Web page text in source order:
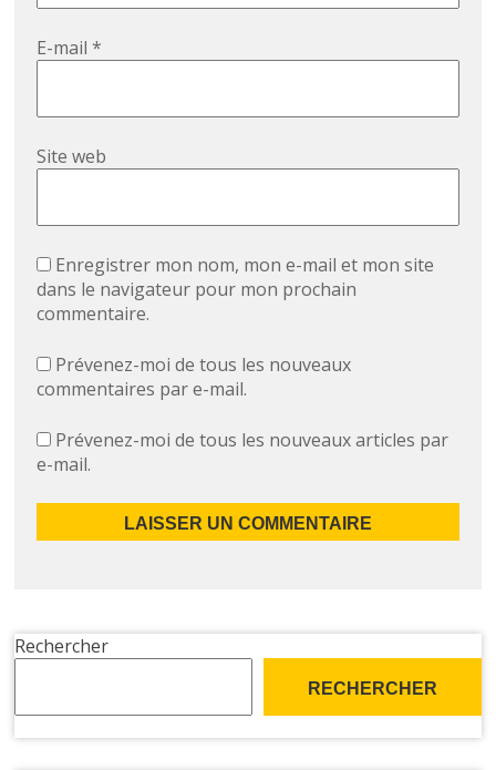
E-mail*
Site web
Enregistrer mon nom, mon e-mail et mon site
dans le navigateur pour mon prochain
commentaire.
Prévenez-moi de tous les nouveaux
commentaires par e-mail.
Prévenez-moi de tous les nouveaux articles par
e-mail.
Rechercher
RECHERCHER